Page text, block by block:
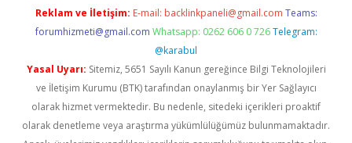
Reklam ve İletişim: E-mail: backlinkpaneli@gmail.com Teams:
forumhizmeti@gmail.com Whatsapp: 0262 606 0 726 Telegram:
@karabul
Yasal Uyarı: Sitemiz, 5651 Sayılı Kanun gereğince Bilgi Teknolojileri
ve İletişim Kurumu (BTK) tarafından onaylanmış bir Yer Sağlayıcı
olarak hizmet vermektedir. Bu nedenle, sitedeki içerikleri proaktif
olarak denetleme veya araştırma yükümlülüğümüz bulunmamaktadır.